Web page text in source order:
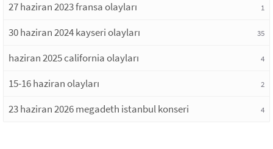
27 haziran 2023 fransa olayları 1
30 haziran 2024 kayseri olayları 35
haziran 2025 california olayları 4
15-16 haziran olayları 2
23 haziran 2026 megadeth istanbul konseri 4